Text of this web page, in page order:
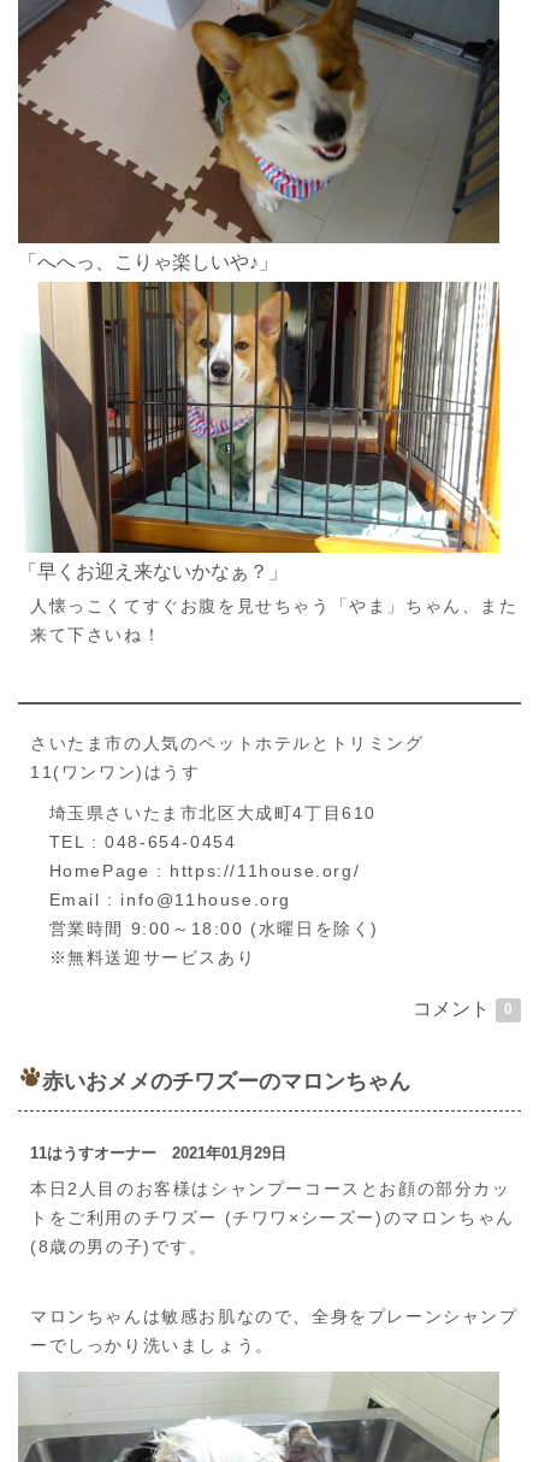
「へへっ、こりゃ楽しいや♪」
「早くお迎え来ないかなぁ？」
人懐っこくてすぐお腹を見せちゃう「やま」ちゃん、また
来て下さいね！
さいたま市の人気のペットホテルとトリミング
11(ワンワン)はうす
埼玉県さいたま市北区大成町4丁目610
TEL : 048-654-0454
HomePage : https://11house.org/
Email : info@11house.org
営業時間 9:00～18:00 (水曜日を除く)
※無料送迎サービスあり
コメント 0
赤いおメメのチワズーのマロンちゃん
11はうすオーナー 2021年01月29日
本日2人目のお客様はシャンプーコースとお顔の部分カッ
トをご利用のチワズー (チワワ×シーズー)のマロンちゃん
(8歳の男の子)です。
マロンちゃんは敏感お肌なので、全身をプレーンシャンプ
ーでしっかり洗いましょう。